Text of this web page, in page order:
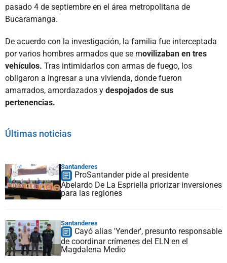
pasado 4 de septiembre en el área metropolitana de
Bucaramanga.
De acuerdo con la investigación, la familia fue interceptada
por varios hombres armados que se movilizaban en tres
vehículos. Tras intimidarlos con armas de fuego, los
obligaron a ingresar a una vivienda, donde fueron
amarrados, amordazados y despojados de sus
pertenencias.
Últimas noticias
Santanderes
ProSantander pide al presidente
Abelardo De La Espriella priorizar inversiones
para las regiones
Santanderes
Cayó alias 'Yender', presunto responsable
de coordinar crímenes del ELN en el
Magdalena Medio